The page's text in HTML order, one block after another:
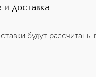
и доставка
будут рассчитаны